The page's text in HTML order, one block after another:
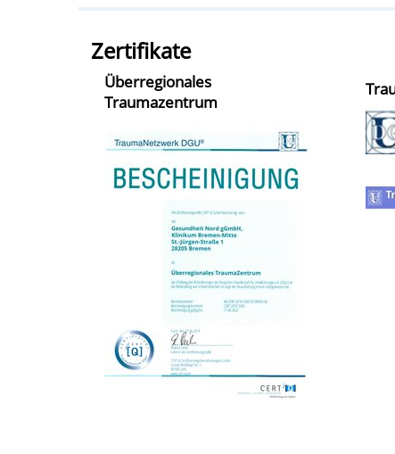
Zertifikate
Überregionales
Traumazentrum